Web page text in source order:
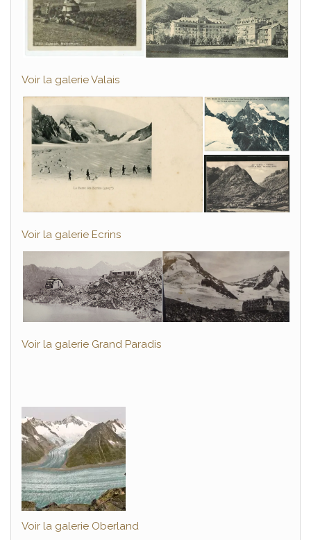
Voir la galerie Valais
Voir la galerie Ecrins
Voir la galerie Grand Paradis
Voir la galerie Oberland